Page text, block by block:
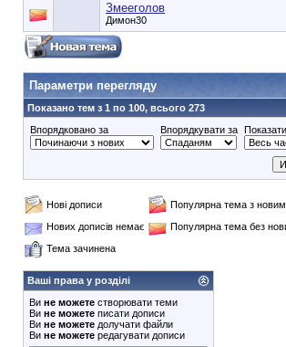
Змееголов
Димон30
90353748e6549cd1148d01dde3b3bc75
Параметри перегляду
Показано тем з 1 по 100, всього 273
Впорядковано за
Впорядкувати за
Нові дописи
Популярна тема з
Нових дописів немає
Популярна тема без
Тема зачинена
Ваші права у розділі
Ви не можете створювати теми
Ви не можете писати дописи
Ви не можете долучати файли
Ви не можете редагувати дописи